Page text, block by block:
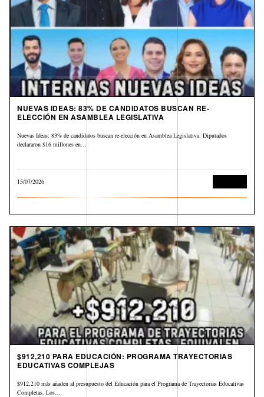
NUEVAS IDEAS: 83% DE CANDIDATOS BUSCAN RE-
ELECCIÓN EN ASAMBLEA LEGISLATIVA
Nuevas Ideas: 83% de candidatos buscan re-elección en Asamblea Legislativa. Diputados
declararon $16 millones en…
15/07/2026
$912,210 PARA EDUCACIÓN: PROGRAMA TRAYECTORIAS
EDUCATIVAS COMPLEJAS
$912,210 más añaden al presupuesto del Educación para el Programa de Trayectorias Educativas
Completas. Los…